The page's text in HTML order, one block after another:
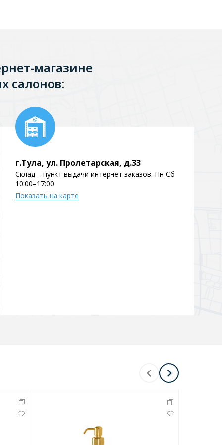
магазине
салонов:
г.Тула, ул. Пролетарская, д.33
Склад – пункт выдачи интернет заказов. Пн-Сб
10:00–17:00
Показать на карте